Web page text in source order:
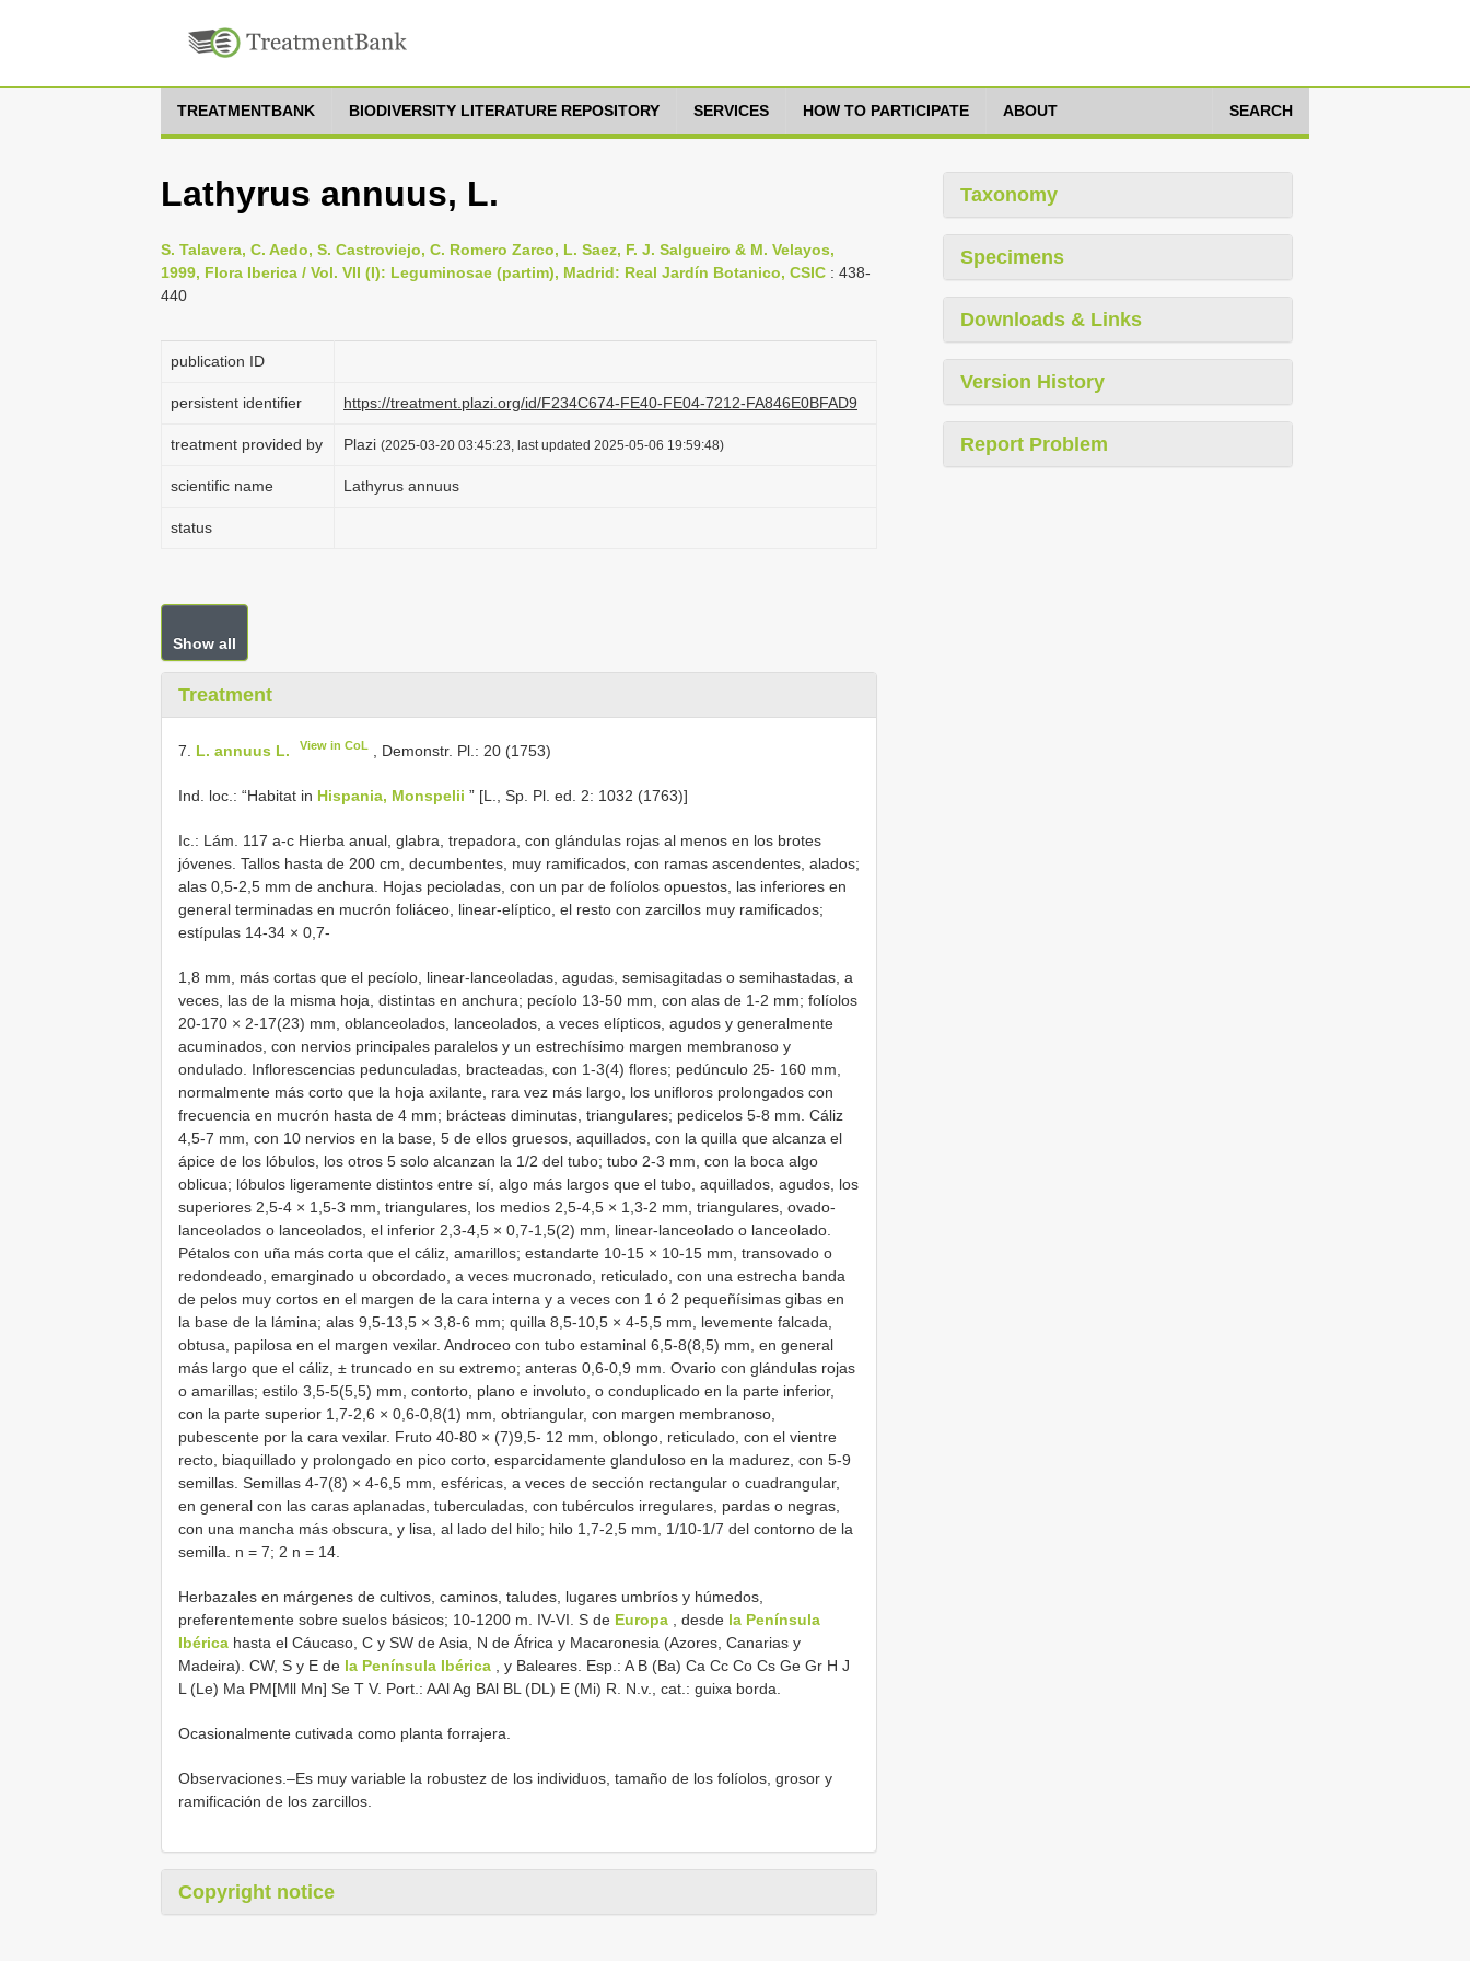
TREATMENTBANK BIODIVERSITY LITERATURE REPOSITORY SERVICES HOW TO PARTICIPATE ABOUT SEARCH
Lathyrus annuus, L.
S. Talavera, C. Aedo, S. Castroviejo, C. Romero Zarco, L. Saez, F. J. Salgueiro & M. Velayos,
1999, Flora Iberica / Vol. VII (I): Leguminosae (partim), Madrid: Real Jardín Botanico, CSIC : 438-
440
publication ID
persistent identifier https://treatment.plazi.org/id/F234C674-FE40-FE04-7212-FA846E0BFAD9
treatment provided by Plazi (2025-03-20 03:45:23, last updated 2025-05-06 19:59:48)
scientific name Lathyrus annuus
status
Show all
Treatment
7. L. annuus L. View in CoL , Demonstr. Pl.: 20 (1753)
Ind. loc.: “Habitat in Hispania, Monspelii ” [L., Sp. Pl. ed. 2: 1032 (1763)]
Ic.: Lám. 117 a-c Hierba anual, glabra, trepadora, con glándulas rojas al menos en los brotes
jóvenes. Tallos hasta de 200 cm, decumbentes, muy ramificados, con ramas ascendentes, alados;
alas 0,5-2,5 mm de anchura. Hojas pecioladas, con un par de folíolos opuestos, las inferiores en
general terminadas en mucrón foliáceo, linear-elíptico, el resto con zarcillos muy ramificados;
estípulas 14-34 × 0,7-
1,8 mm, más cortas que el pecíolo, linear-lanceoladas, agudas, semisagitadas o semihastadas, a
veces, las de la misma hoja, distintas en anchura; pecíolo 13-50 mm, con alas de 1-2 mm; folíolos
20-170 × 2-17(23) mm, oblanceolados, lanceolados, a veces elípticos, agudos y generalmente
acuminados, con nervios principales paralelos y un estrechísimo margen membranoso y
ondulado. Inflorescencias pedunculadas, bracteadas, con 1-3(4) flores; pedúnculo 25- 160 mm,
normalmente más corto que la hoja axilante, rara vez más largo, los unifloros prolongados con
frecuencia en mucrón hasta de 4 mm; brácteas diminutas, triangulares; pedicelos 5-8 mm. Cáliz
4,5-7 mm, con 10 nervios en la base, 5 de ellos gruesos, aquillados, con la quilla que alcanza el
ápice de los lóbulos, los otros 5 solo alcanzan la 1/2 del tubo; tubo 2-3 mm, con la boca algo
oblicua; lóbulos ligeramente distintos entre sí, algo más largos que el tubo, aquillados, agudos, los
superiores 2,5-4 × 1,5-3 mm, triangulares, los medios 2,5-4,5 × 1,3-2 mm, triangulares, ovado-
lanceolados o lanceolados, el inferior 2,3-4,5 × 0,7-1,5(2) mm, linear-lanceolado o lanceolado.
Pétalos con uña más corta que el cáliz, amarillos; estandarte 10-15 × 10-15 mm, transovado o
redondeado, emarginado u obcordado, a veces mucronado, reticulado, con una estrecha banda
de pelos muy cortos en el margen de la cara interna y a veces con 1 ó 2 pequeñísimas gibas en
la base de la lámina; alas 9,5-13,5 × 3,8-6 mm; quilla 8,5-10,5 × 4-5,5 mm, levemente falcada,
obtusa, papilosa en el margen vexilar. Androceo con tubo estaminal 6,5-8(8,5) mm, en general
más largo que el cáliz, ± truncado en su extremo; anteras 0,6-0,9 mm. Ovario con glándulas rojas
o amarillas; estilo 3,5-5(5,5) mm, contorto, plano e involuto, o conduplicado en la parte inferior,
con la parte superior 1,7-2,6 × 0,6-0,8(1) mm, obtriangular, con margen membranoso,
pubescente por la cara vexilar. Fruto 40-80 × (7)9,5- 12 mm, oblongo, reticulado, con el vientre
recto, biaquillado y prolongado en pico corto, esparcidamente glanduloso en la madurez, con 5-9
semillas. Semillas 4-7(8) × 4-6,5 mm, esféricas, a veces de sección rectangular o cuadrangular,
en general con las caras aplanadas, tuberculadas, con tubérculos irregulares, pardas o negras,
con una mancha más obscura, y lisa, al lado del hilo; hilo 1,7-2,5 mm, 1/10-1/7 del contorno de la
semilla. n = 7; 2 n = 14.
Herbazales en márgenes de cultivos, caminos, taludes, lugares umbríos y húmedos,
preferentemente sobre suelos básicos; 10-1200 m. IV-VI. S de Europa , desde la Península
Ibérica hasta el Cáucaso, C y SW de Asia, N de África y Macaronesia (Azores, Canarias y
Madeira). CW, S y E de la Península Ibérica , y Baleares. Esp.: A B (Ba) Ca Cc Co Cs Ge Gr H J
L (Le) Ma PM[Mll Mn] Se T V. Port.: AAl Ag BAl BL (DL) E (Mi) R. N.v., cat.: guixa borda.
Ocasionalmente cutivada como planta forrajera.
Observaciones.–Es muy variable la robustez de los individuos, tamaño de los folíolos, grosor y
ramificación de los zarcillos.
Copyright notice
Taxonomy
Specimens
Downloads & Links
Version History
Report Problem